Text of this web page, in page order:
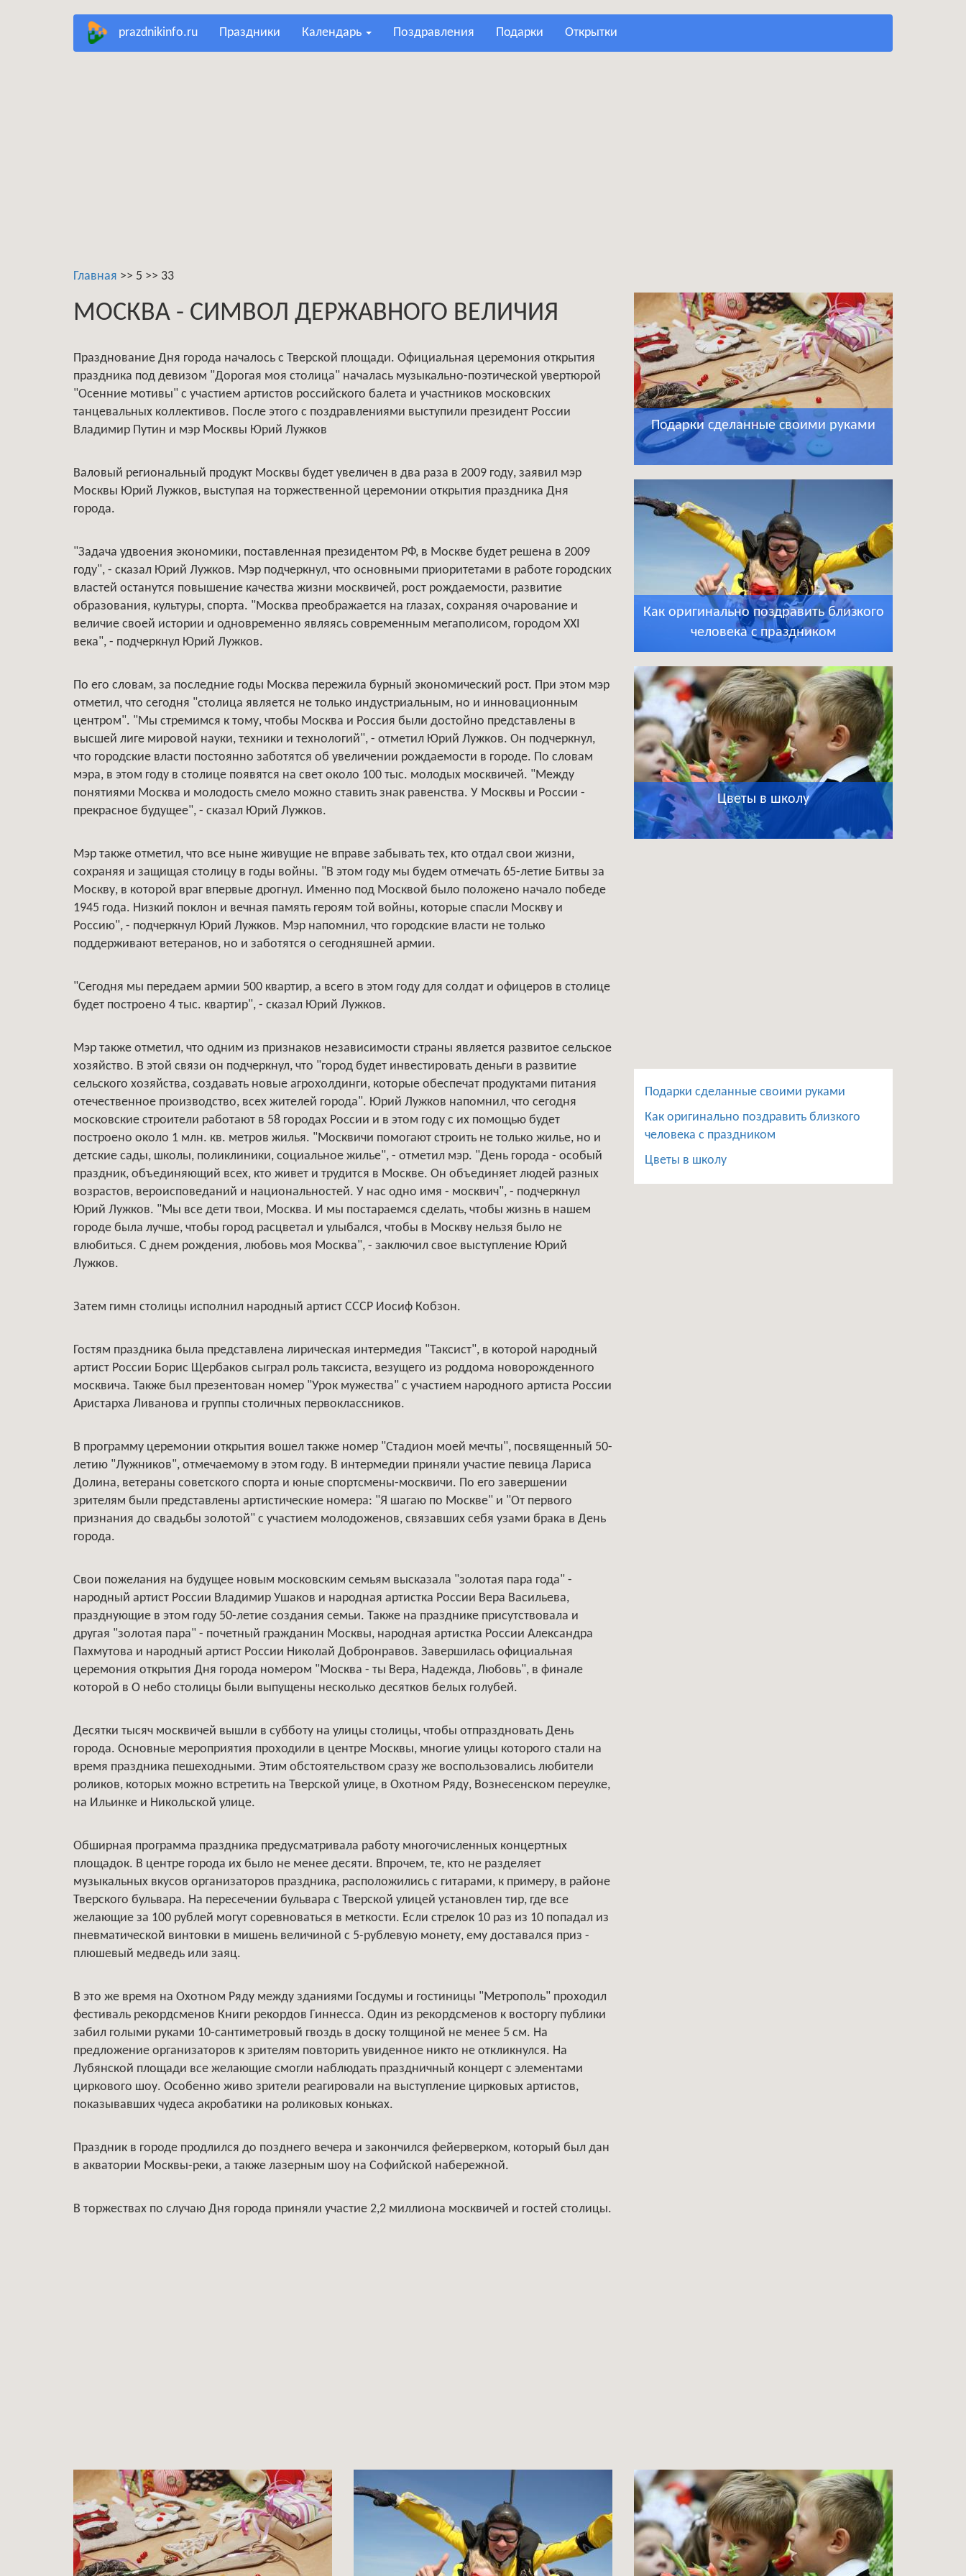
prazdnikinfo.ru праздники календарь поздравления подарки открытки
Главная >> 5 >> 33
МОСКВА - СИМВОЛ ДЕРЖАВНОГО ВЕЛИЧИЯ
Празднование Дня города началось с Тверской площади. Официальная церемония открытия
праздника под девизом "Дорогая моя столица" началась музыкально-поэтической увертюрой
"Осенние мотивы" с участием артистов российского балета и участников московских
танцевальных коллективов. После этого с поздравлениями выступили президент России
Владимир Путин и мэр Москвы Юрий Лужков
Валовый региональный продукт Москвы будет увеличен в два раза в 2009 году, заявил мэр
Москвы Юрий Лужков, выступая на торжественной церемонии открытия праздника Дня
города.
"Задача удвоения экономики, поставленная президентом РФ, в Москве будет решена в 2009
году", - сказал Юрий Лужков. Мэр подчеркнул, что основными приоритетами в работе городских
властей останутся повышение качества жизни москвичей, рост рождаемости, развитие
образования, культуры, спорта. "Москва преображается на глазах, сохраняя очарование и
величие своей истории и одновременно являясь современным мегаполисом, городом XXI
века", - подчеркнул Юрий Лужков.
По его словам, за последние годы Москва пережила бурный экономический рост. При этом мэр
отметил, что сегодня "столица является не только индустриальным, но и инновационным
центром". "Мы стремимся к тому, чтобы Москва и Россия были достойно представлены в
высшей лиге мировой науки, техники и технологий", - отметил Юрий Лужков. Он подчеркнул,
что городские власти постоянно заботятся об увеличении рождаемости в городе. По словам
мэра, в этом году в столице появятся на свет около 100 тыс. молодых москвичей. "Между
понятиями Москва и молодость смело можно ставить знак равенства. У Москвы и России -
прекрасное будущее", - сказал Юрий Лужков.
Мэр также отметил, что все ныне живущие не вправе забывать тех, кто отдал свои жизни,
сохраняя и защищая столицу в годы войны. "В этом году мы будем отмечать 65-летие Битвы за
Москву, в которой враг впервые дрогнул. Именно под Москвой было положено начало победе
1945 года. Низкий поклон и вечная память героям той войны, которые спасли Москву и
Россию", - подчеркнул Юрий Лужков. Мэр напомнил, что городские власти не только
поддерживают ветеранов, но и заботятся о сегодняшней армии.
"Сегодня мы передаем армии 500 квартир, а всего в этом году для солдат и офицеров в столице
будет построено 4 тыс. квартир", - сказал Юрий Лужков.
Мэр также отметил, что одним из признаков независимости страны является развитое сельское
хозяйство. В этой связи он подчеркнул, что "город будет инвестировать деньги в развитие
сельского хозяйства, создавать новые агрохолдинги, которые обеспечат продуктами питания
отечественное производство, всех жителей города". Юрий Лужков напомнил, что сегодня
московские строители работают в 58 городах России и в этом году с их помощью будет
построено около 1 млн. кв. метров жилья. "Москвичи помогают строить не только жилье, но и
детские сады, школы, поликлиники, социальное жилье", - отметил мэр. "День города - особый
праздник, объединяющий всех, кто живет и трудится в Москве. Он объединяет людей разных
возрастов, вероисповеданий и национальностей. У нас одно имя - москвич", - подчеркнул
Юрий Лужков. "Мы все дети твои, Москва. И мы постараемся сделать, чтобы жизнь в нашем
городе была лучше, чтобы город расцветал и улыбался, чтобы в Москву нельзя было не
влюбиться. С днем рождения, любовь моя Москва", - заключил свое выступление Юрий
Лужков.
Затем гимн столицы исполнил народный артист СССР Иосиф Кобзон.
Гостям праздника была представлена лирическая интермедия "Таксист", в которой народный
артист России Борис Щербаков сыграл роль таксиста, везущего из роддома новорожденного
москвича. Также был презентован номер "Урок мужества" с участием народного артиста России
Аристарха Ливанова и группы столичных первоклассников.
В программу церемонии открытия вошел также номер "Стадион моей мечты", посвященный 50-
летию "Лужников", отмечаемому в этом году. В интермедии приняли участие певица Лариса
Долина, ветераны советского спорта и юные спортсмены-москвичи. По его завершении
зрителям были представлены артистические номера: "Я шагаю по Москве" и "От первого
признания до свадьбы золотой" с участием молодоженов, связавших себя узами брака в День
города.
Свои пожелания на будущее новым московским семьям высказала "золотая пара года" -
народный артист России Владимир Ушаков и народная артистка России Вера Васильева,
празднующие в этом году 50-летие создания семьи. Также на празднике присутствовала и
другая "золотая пара" - почетный гражданин Москвы, народная артистка России Александра
Пахмутова и народный артист России Николай Добронравов. Завершилась официальная
церемония открытия Дня города номером "Москва - ты Вера, Надежда, Любовь", в финале
которой в О небо столицы были выпущены несколько десятков белых голубей.
Десятки тысяч москвичей вышли в субботу на улицы столицы, чтобы отпраздновать День
города. Основные мероприятия проходили в центре Москвы, многие улицы которого стали на
время праздника пешеходными. Этим обстоятельством сразу же воспользовались любители
роликов, которых можно встретить на Тверской улице, в Охотном Ряду, Вознесенском переулке,
на Ильинке и Никольской улице.
Обширная программа праздника предусматривала работу многочисленных концертных
площадок. В центре города их было не менее десяти. Впрочем, те, кто не разделяет
музыкальных вкусов организаторов праздника, расположились с гитарами, к примеру, в районе
Тверского бульвара. На пересечении бульвара с Тверской улицей установлен тир, где все
желающие за 100 рублей могут соревноваться в меткости. Если стрелок 10 раз из 10 попадал из
пневматической винтовки в мишень величиной с 5-рублевую монету, ему доставался приз -
плюшевый медведь или заяц.
В это же время на Охотном Ряду между зданиями Госдумы и гостиницы "Метрополь" проходил
фестиваль рекордсменов Книги рекордов Гиннесса. Один из рекордсменов к восторгу публики
забил голыми руками 10-сантиметровый гвоздь в доску толщиной не менее 5 см. На
предложение организаторов к зрителям повторить увиденное никто не откликнулся. На
Лубянской площади все желающие смогли наблюдать праздничный концерт с элементами
циркового шоу. Особенно живо зрители реагировали на выступление цирковых артистов,
показывавших чудеса акробатики на роликовых коньках.
Праздник в городе продлился до позднего вечера и закончился фейерверком, который был дан
в акватории Москвы-реки, а также лазерным шоу на Софийской набережной.
В торжествах по случаю Дня города приняли участие 2,2 миллиона москвичей и гостей столицы.
Подарки сделанные своими руками
Как оригинально поздравить близкого
человека с праздником
Цветы в школу
Подарки сделанные своими руками
Как оригинально поздравить близкого
человека с праздником
Цветы в школу